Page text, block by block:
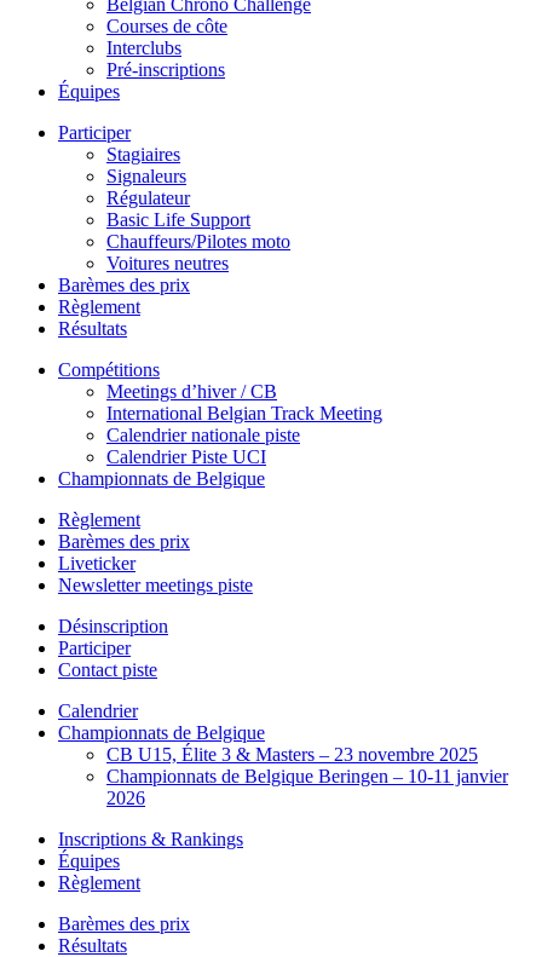
Belgian Chrono Challenge
Courses de côte
Interclubs
Pré-inscriptions
Équipes
Participer
Stagiaires
Signaleurs
Régulateur
Basic Life Support
Chauffeurs/Pilotes moto
Voitures neutres
Barèmes des prix
Règlement
Résultats
Compétitions
Meetings d’hiver / CB
International Belgian Track Meeting
Calendrier nationale piste
Calendrier Piste UCI
Championnats de Belgique
Règlement
Barèmes des prix
Liveticker
Newsletter meetings piste
Désinscription
Participer
Contact piste
Calendrier
Championnats de Belgique
CB U15, Élite 3 & Masters – 23 novembre 2025
Championnats de Belgique Beringen – 10-11 janvier
2026
Inscriptions & Rankings
Équipes
Règlement
Barèmes des prix
Résultats